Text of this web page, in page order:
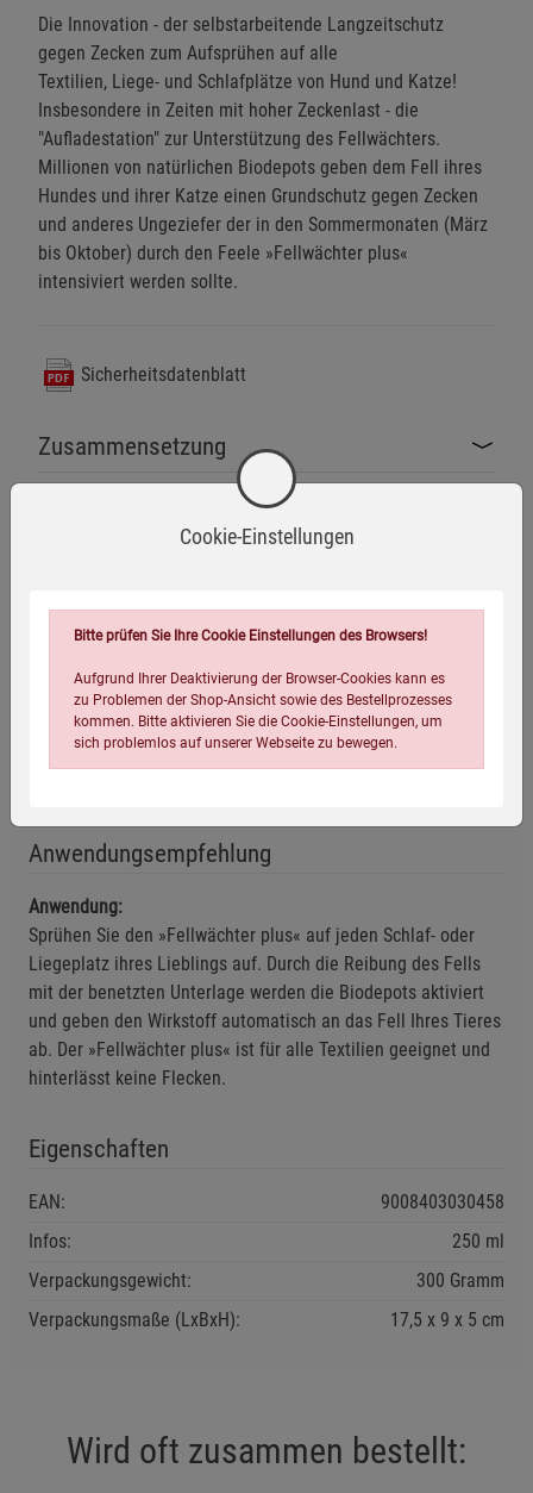
Die Innovation - der selbstarbeitende Langzeitschutz
gegen Zecken zum Aufsprühen auf alle
Textilien, Liege- und Schlafplätze von Hund und Katze!
Insbesondere in Zeiten mit hoher Zeckenlast - die
"Aufladestation" zur Unterstützung des Fellwächters.
Millionen von natürlichen Biodepots geben dem Fell ihres
Hundes und ihrer Katze einen Grundschutz gegen Zecken
und anderes Ungeziefer der in den Sommermonaten (März
bis Oktober) durch den Feele »Fellwächter plus«
intensiviert werden sollte.
Sicherheitsdatenblatt
Zusammensetzung
Gebrauch stets Etikett und Produktinformationen lesen.
Produkt gemäß den lokalen Vorschriften entsorgen.
Das Produkt ist nicht für den menschlichen oder tierischen
Verzehr bestimmt.
abwehrenden Wirkung rechtlich als Biozidprodukt
eingestuft und ist als solches bei der BAuA (Bundesanstalt
für Arbeitsschutz und Arbeitsmedizin) registriert.
Hinweise für Biozidprodukte: Biozidprodukte vorsichtig
verwenden. Vor Gebrauch stets Etikett und
Produktinformationen lesen.
BAuA-Nr.: N-112611
UFI:
K600-6057-N00H-59FD
Mehr anzeigen
Herstellerinformationen
Anwendungsempfehlung
Anwendung:
Sprühen Sie den »Fellwächter plus« auf jeden Schlaf- oder
Liegeplatz ihres Lieblings auf. Durch die Reibung des Fells
mit der benetzten Unterlage werden die Biodepots aktiviert
und geben den Wirkstoff automatisch an das Fell Ihres Tieres
ab. Der »Fellwächter plus« ist für alle Textilien geeignet und
hinterlässt keine Flecken.
Eigenschaften
EAN:
9008403030458
Infos:
250 ml
Verpackungsgewicht:
300 Gramm
Verpackungsmaße (LxBxH):
17,5 9 5 cm
Wird oft zusammen bestellt:
Cookie-Einstellungen
Bitte prüfen Sie Ihre Cookie Einstellungen des Browsers!
Aufgrund Ihrer Deaktivierung der Browser-Cookies kann es
zu Problemen der Shop-Ansicht sowie des Bestellprozesses
kommen. Bitte aktivieren Sie die Cookie-Einstellungen, um
sich problemlos auf unserer Webseite zu bewegen.
Einstellungen speichern für die GruppeEinstellungen speichern für die Gruppe
Zurück Einstellungen speichern für die Gruppe
Einwilligung nicht erteilen
Funktionale Cookies (1) Funktionale
Beschreibung Funktionale Cookies
Cookie-Informationen
Cookie-Informationen anzeigen